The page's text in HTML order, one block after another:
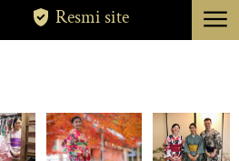
HAKKINDA
Resmi site menu